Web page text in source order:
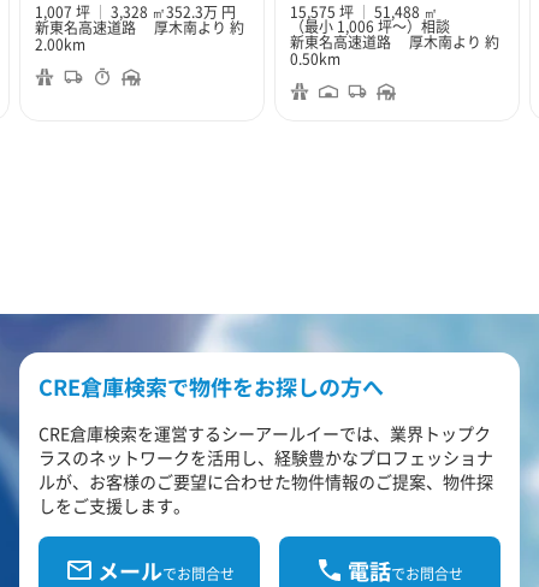
1,007 坪
3,328 ㎡352.3万 円
新東名高速道路 厚木南より 約
2.00km
15,575 坪
51,488 ㎡
（最小 1,006 坪～） 相談
新東名高速道路 厚木南より 約
0.50km
CRE倉庫検索で物件をお探しの方へ
CRE倉庫検索を運営するシーアールイーでは、業界トップク
ラスのネットワークを活用し、経験豊かなプロフェッショナ
ルが、お客様のご要望に合わせた物件情報のご提案、物件探
しをご支援します。
メールでお問合せ 電話でお問合せ